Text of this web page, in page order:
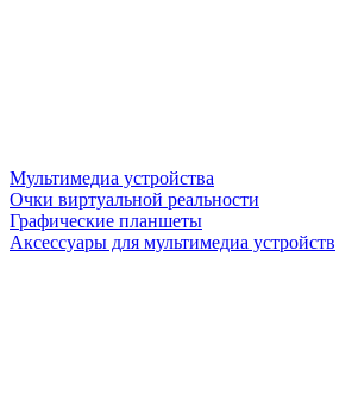
Мультимедиа устройства
Очки виртуальной реальности
Графические планшеты
Аксессуары для мультимедиа устройств